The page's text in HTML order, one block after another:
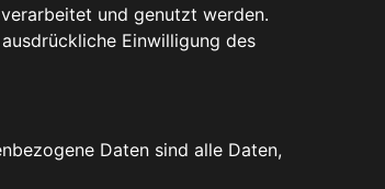
und genutzt werden.
Einwilligung des
Daten sind alle Daten,